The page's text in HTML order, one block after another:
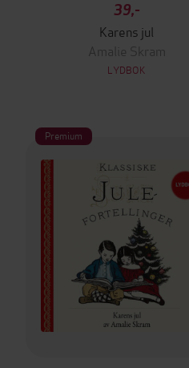
39,-
Karens jul
Amalie Skram
LYDBOK
Premium